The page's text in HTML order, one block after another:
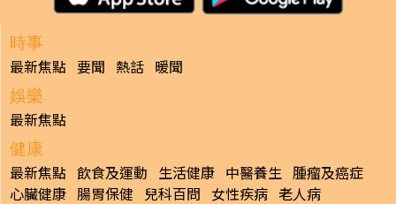
時事
最新焦點 要聞 熱話 暖聞
娛樂
最新焦點
健康
最新焦點 飲食及運動 生活健康 中醫養生 腫瘤及癌症
心臟健康 腸胃保健 兒科百問 女性疾病 老人病